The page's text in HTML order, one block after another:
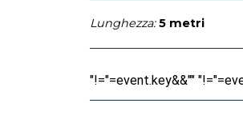
Lunghezza: 5 metri
"!="=event.key&&""